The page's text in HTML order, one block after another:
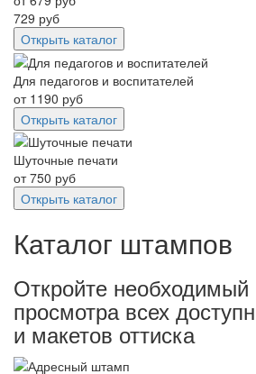
729 руб
Открыть каталог
Для педагогов и воспитателей
от 1190 руб
Открыть каталог
Шуточные печати
от750 руб
Открыть каталог
Каталог штампов
Откройте необходимый
просмотра всех
и макетов оттиска